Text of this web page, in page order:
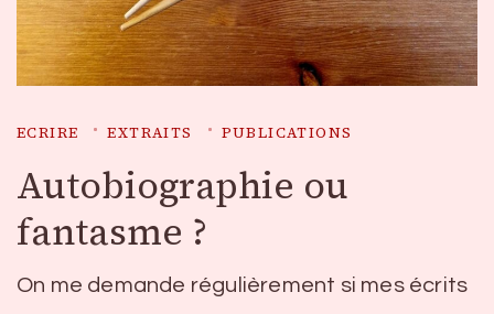
ECRIRE EXTRAITS PUBLICATIONS
Autobiographie ou
fantasme ?
On me demande régulièrement si mes écrits